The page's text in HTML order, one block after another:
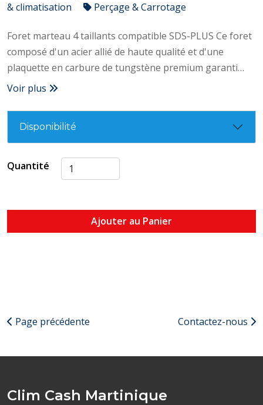
& climatisation
Perçage & Carrotage
Foret marteau 4 taillants compatible SDS-PLUS Ce foret
composé d'un acier allié de haute qualité et d'une
plaquette en carbure de tungstène premium garanti
performance et robustesse même dans les bétons les
centrage – Listel fin – Angle de plaquette à 150° – Acier
allié de haute qualité – Plaquette carbure tungstène
premium – Hélice roulée – Plus rapide – Grande durée
de vie – Partie centrale du corps plus épaisse pour
moins d’usure – Meilleure extraction des poussières –
frappe du marteau perforateur – Effet brise béton
Voir plus
Disponibilité
Quantité
Ajouter au Panier
Page précédente Contactez-nous
Clim Cash Martinique